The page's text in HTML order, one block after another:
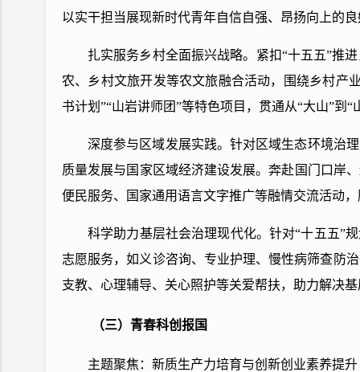
以实干担当展现新时代青年自信自强、昂扬向上的
扎实服务乡村全面振兴战略。 紧扣“十五五”推
农、乡村文旅开发等农文旅融合活动，围绕乡村产
书计划”“山岩讲师团”等特色项目，贯通从“大山”到“
深度参与区域发展实践。 针对区域生态环境治
质量发展与国家区域经济建设发展。奔赴国门口岸
便民服务、国家通用语言文字推广等融情交流活动
科学助力基层社会治理现代化。针对“十五五”
志愿服务，如义诊咨询、专业护理、慢性病筛查防
支教、心理辅导、关心照护等关爱帮扶，助力解决
（三）青春科创报国
主题聚焦：新质生产力培育与创新创业素养提升